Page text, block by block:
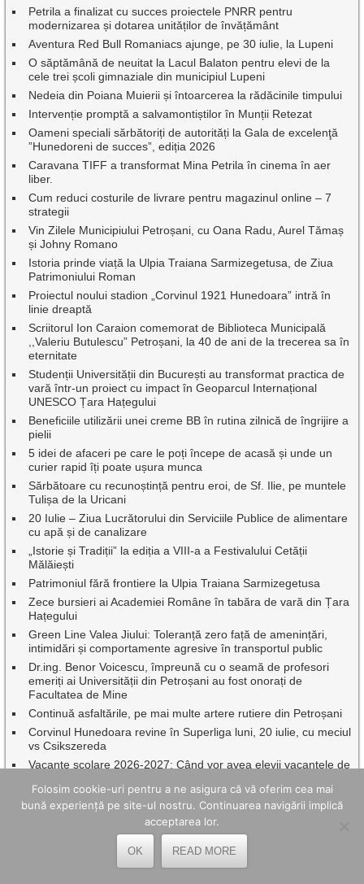
Petrila a finalizat cu succes proiectele PNRR pentru
modernizarea și dotarea unităților de învățământ
Aventura Red Bull Romaniacs ajunge, pe 30 iulie, la Lupeni
O săptămână de neuitat la Lacul Balaton pentru elevi de la
cele trei școli gimnaziale din municipiul Lupeni
Nedeia din Poiana Muierii și întoarcerea la rădăcinile timpului
Intervenție promptă a salvamontiștilor în Munții Retezat
Oameni speciali sărbătoriți de autorități la Gala de excelenţă
”Hunedoreni de succes”, ediția 2026
Caravana TIFF a transformat Mina Petrila în cinema în aer
liber.
Cum reduci costurile de livrare pentru magazinul online – 7
strategii
Vin Zilele Municipiului Petroșani, cu Oana Radu, Aurel Tămaș
și Johny Romano
Istoria prinde viață la Ulpia Traiana Sarmizegetusa, de Ziua
Patrimoniului Roman
Proiectul noului stadion „Corvinul 1921 Hunedoara” intră în
linie dreaptă
Scriitorul Ion Caraion comemorat de Biblioteca Municipală
,,Valeriu Butulescu” Petroșani, la 40 de ani de la trecerea sa în
eternitate
Studenții Universității din București au transformat practica de
vară într-un proiect cu impact în Geoparcul Internațional
UNESCO Țara Hațegului
Beneficiile utilizării unei creme BB în rutina zilnică de îngrijire a
pielii
5 idei de afaceri pe care le poți începe de acasă și unde un
curier rapid îți poate ușura munca
Sărbătoare cu recunoștință pentru eroi, de Sf. Ilie, pe muntele
Tulișa de la Uricani
20 Iulie – Ziua Lucrătorului din Serviciile Publice de alimentare
cu apă și de canalizare
„Istorie și Tradiții” la ediția a VIII-a a Festivalului Cetății
Mălăiești
Patrimoniul fără frontiere la Ulpia Traiana Sarmizegetusa
Zece bursieri ai Academiei Române în tabăra de vară din Țara
Hațegului
Green Line Valea Jiului: Toleranță zero față de amenințări,
intimidări și comportamente agresive în transportul public
Dr.ing. Benor Voicescu, împreună cu o seamă de profesori
emeriți ai Universității din Petroșani au fost onorați de
Facultatea de Mine
Continuă asfaltările, pe mai multe artere rutiere din Petroșani
Corvinul Hunedoara revine în Superliga luni, 20 iulie, cu meciul
vs Csikszereda
Vacanțe școlare 2026-2027: Când vor avea elevii vacanțele de
Amenzi usturătoare pentru șoferii care circulă fără rovinietă:
Cum funcționează verificarea rovinietei și de ce mulți
conducători auto află târziu că au fost sancționați
expoziția celor 365 de portrete din Ținutul Petrilenilor
Folosim cookie-uri pentru a ne asigura că vă oferim cea mai
bună experiență pe site-ul nostru. Continuarea navigării implică
acceptarea lor.
OK READ MORE